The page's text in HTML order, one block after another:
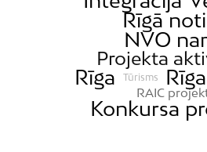
Rīgā
NVO
Projekta
Rīga Tūrisms
RAIC
Konkursa